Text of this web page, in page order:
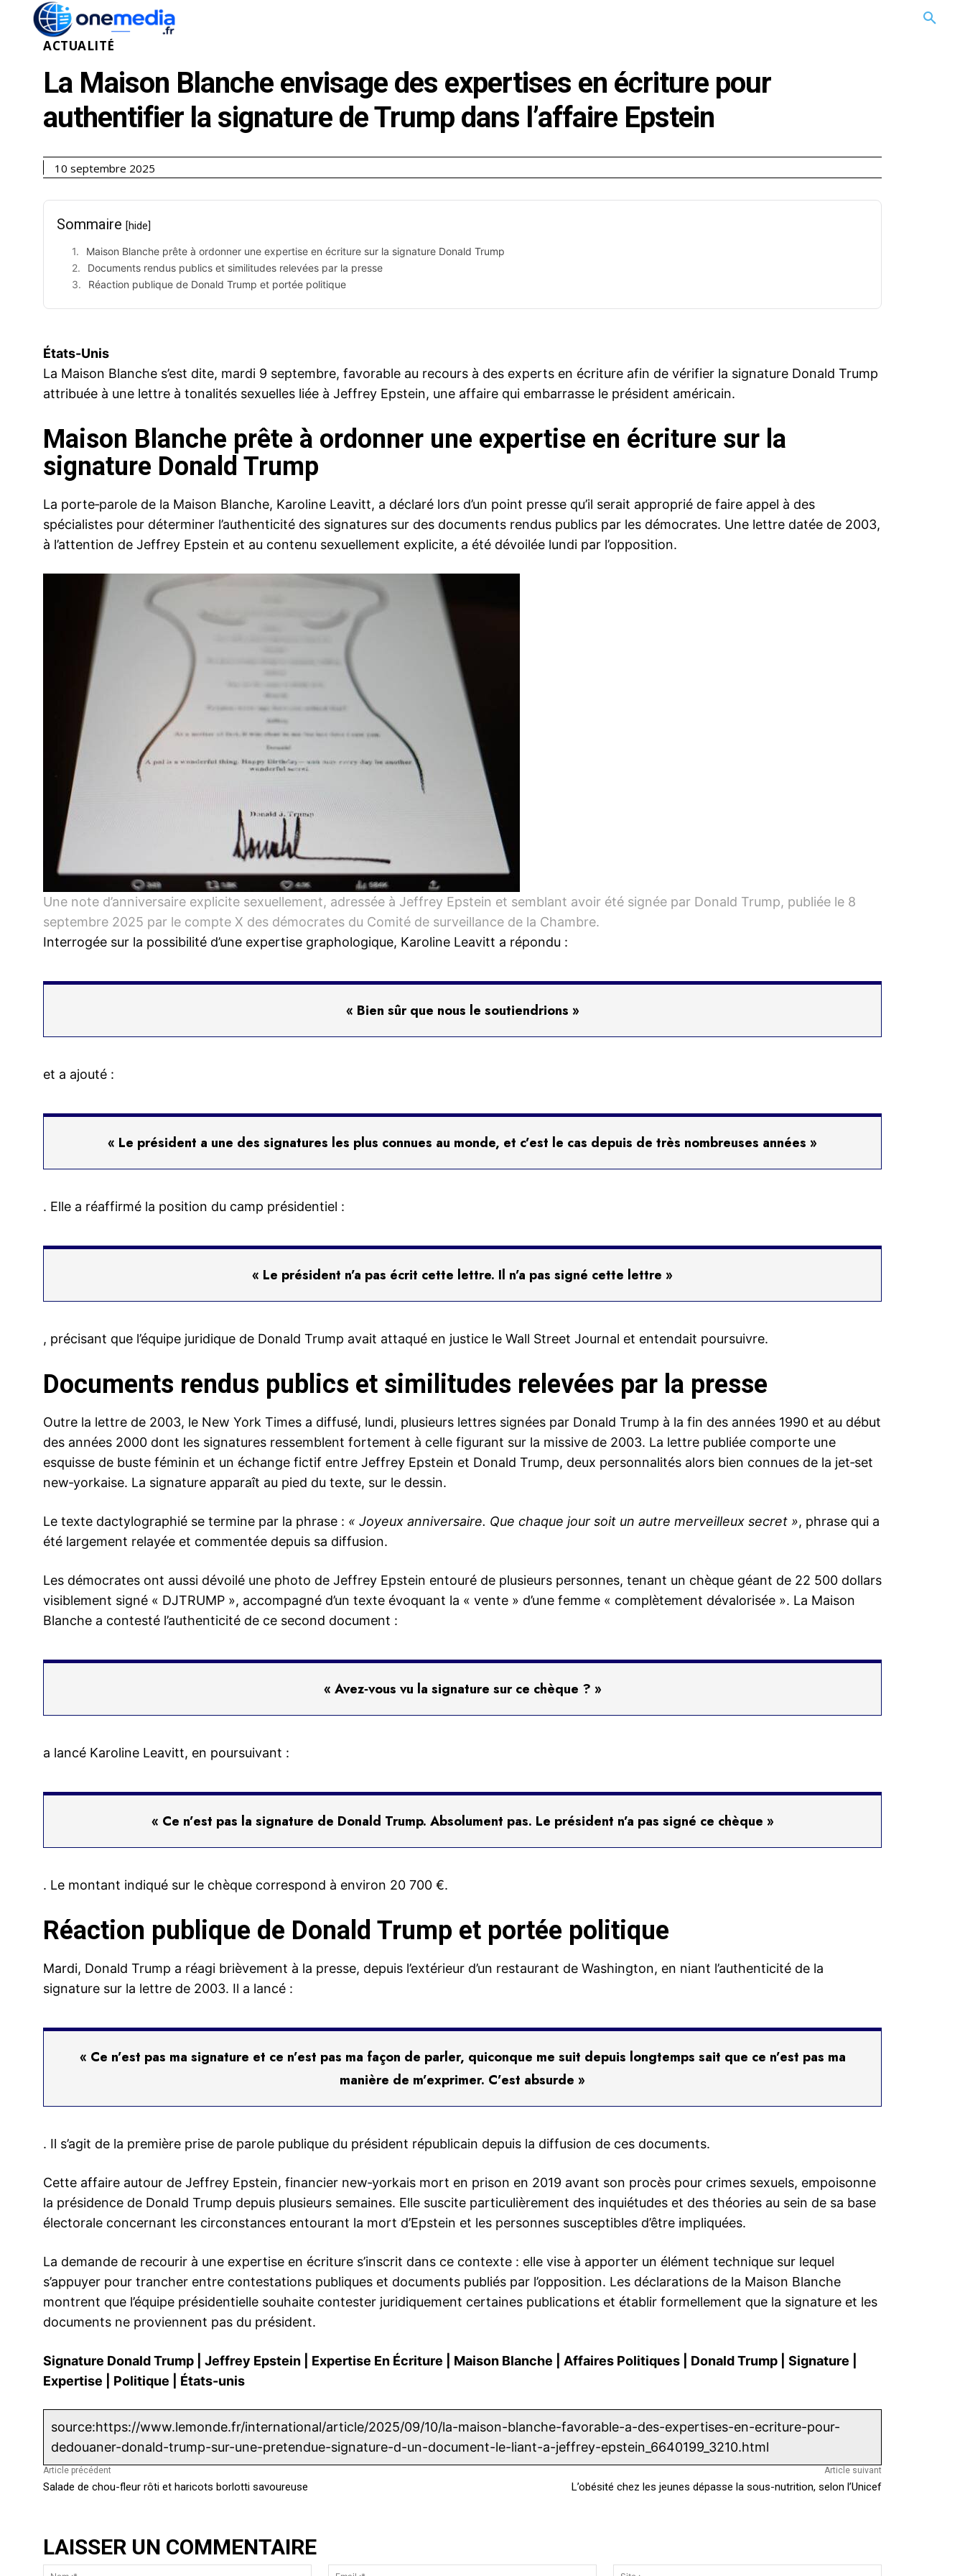
MORE
ACTUALITÉ
La Maison Blanche envisage des expertises en écriture pour
authentifier la signature de Trump dans l’affaire Epstein
10 septembre 2025
Sommaire [hide]
Maison Blanche prête à ordonner une expertise en écriture sur la signature Donald Trump
Documents rendus publics et similitudes relevées par la presse
Réaction publique de Donald Trump et portée politique
États-Unis
La Maison Blanche s’est dite, mardi 9 septembre, favorable au recours à des experts en écriture afin de vérifier la signature Donald Trump
attribuée à une lettre à tonalités sexuelles liée à Jeffrey Epstein, une affaire qui embarrasse le président américain.
Maison Blanche prête à ordonner une expertise en écriture sur la
signature Donald Trump
La porte‑parole de la Maison Blanche, Karoline Leavitt, a déclaré lors d’un point presse qu’il serait approprié de faire appel à des
spécialistes pour déterminer l’authenticité des signatures sur des documents rendus publics par les démocrates. Une lettre datée de 2003,
à l’attention de Jeffrey Epstein et au contenu sexuellement explicite, a été dévoilée lundi par l’opposition.
Une note d’anniversaire explicite sexuellement, adressée à Jeffrey Epstein et semblant avoir été signée par Donald Trump, publiée le 8
septembre 2025 par le compte X des démocrates du Comité de surveillance de la Chambre.
Interrogée sur la possibilité d’une expertise graphologique, Karoline Leavitt a répondu :
« Bien sûr que nous le soutiendrions »
et a ajouté :
« Le président a une des signatures les plus connues au monde, et c’est le cas depuis de très nombreuses années »
. Elle a réaffirmé la position du camp présidentiel :
« Le président n’a pas écrit cette lettre. Il n’a pas signé cette lettre »
, précisant que l’équipe juridique de Donald Trump avait attaqué en justice le Wall Street Journal et entendait poursuivre.
Documents rendus publics et similitudes relevées par la presse
Outre la lettre de 2003, le New York Times a diffusé, lundi, plusieurs lettres signées par Donald Trump à la fin des années 1990 et au début
des années 2000 dont les signatures ressemblent fortement à celle figurant sur la missive de 2003. La lettre publiée comporte une
esquisse de buste féminin et un échange fictif entre Jeffrey Epstein et Donald Trump, deux personnalités alors bien connues de la jet‑set
new‑yorkaise. La signature apparaît au pied du texte, sur le dessin.
Le texte dactylographié se termine par la phrase : « Joyeux anniversaire. Que chaque jour soit un autre merveilleux secret », phrase qui a
été largement relayée et commentée depuis sa diffusion.
Les démocrates ont aussi dévoilé une photo de Jeffrey Epstein entouré de plusieurs personnes, tenant un chèque géant de 22 500 dollars
visiblement signé « DJTRUMP », accompagné d’un texte évoquant la « vente » d’une femme « complètement dévalorisée ». La Maison
Blanche a contesté l’authenticité de ce second document :
« Avez‑vous vu la signature sur ce chèque ? »
a lancé Karoline Leavitt, en poursuivant :
« Ce n’est pas la signature de Donald Trump. Absolument pas. Le président n’a pas signé ce chèque »
. Le montant indiqué sur le chèque correspond à environ 20 700 €.
Réaction publique de Donald Trump et portée politique
Mardi, Donald Trump a réagi brièvement à la presse, depuis l’extérieur d’un restaurant de Washington, en niant l’authenticité de la
signature sur la lettre de 2003. Il a lancé :
« Ce n’est pas ma signature et ce n’est pas ma façon de parler, quiconque me suit depuis longtemps sait que ce n’est pas ma
manière de m’exprimer. C’est absurde »
. Il s’agit de la première prise de parole publique du président républicain depuis la diffusion de ces documents.
Cette affaire autour de Jeffrey Epstein, financier new‑yorkais mort en prison en 2019 avant son procès pour crimes sexuels, empoisonne
la présidence de Donald Trump depuis plusieurs semaines. Elle suscite particulièrement des inquiétudes et des théories au sein de sa base
électorale concernant les circonstances entourant la mort d’Epstein et les personnes susceptibles d’être impliquées.
La demande de recourir à une expertise en écriture s’inscrit dans ce contexte : elle vise à apporter un élément technique sur lequel
s’appuyer pour trancher entre contestations publiques et documents publiés par l’opposition. Les déclarations de la Maison Blanche
montrent que l’équipe présidentielle souhaite contester juridiquement certaines publications et établir formellement que la signature et les
documents ne proviennent pas du président.
Signature Donald Trump Jeffrey Epstein Expertise En Écriture Maison Blanche Affaires Politiques Donald Trump Signature
Expertise
Politique États-unis
source:https://www.lemonde.fr/international/article/2025/09/10/la-maison-blanche-favorable-a-des-expertises-en-ecriture-pour-
dedouaner-donald-trump-sur-une-pretendue-signature-d-un-document-le-liant-a-jeffrey-epstein_6640199_3210.html
Article précédent
Salade de chou-fleur rôti et haricots borlotti savoureuse
Article suivant
L’obésité chez les jeunes dépasse la sous-nutrition, selon l’Unicef
LAISSER UN COMMENTAIRE